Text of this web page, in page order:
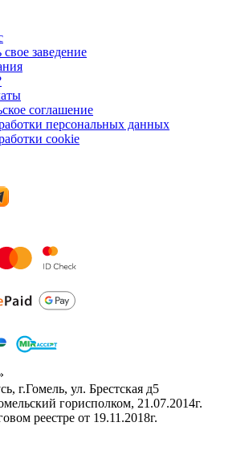
заведение
соглашение
персональных данных
cookie
г.Гомель, ул. Брестская д5
горисполком, 21.07.2014г.
реестре от 19.11.2018г.